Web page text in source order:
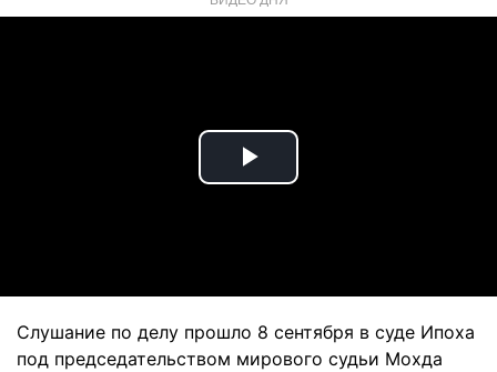
Play
Слушание по делу прошло 8 сентября в суде Ипоха
под председательством мирового судьи Мохда